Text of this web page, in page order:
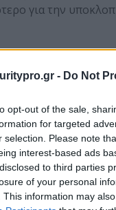
- Do Not
opt-out of the sale,
for targeted
selection. Please note
interest-based ads
to third parties
of your personal
This information may
για την
λογισμικό
που δεν
εταιρικούς
στο χώρο
συμβαίνει, το57%
υπολογιστές
IDCότι μόνο το